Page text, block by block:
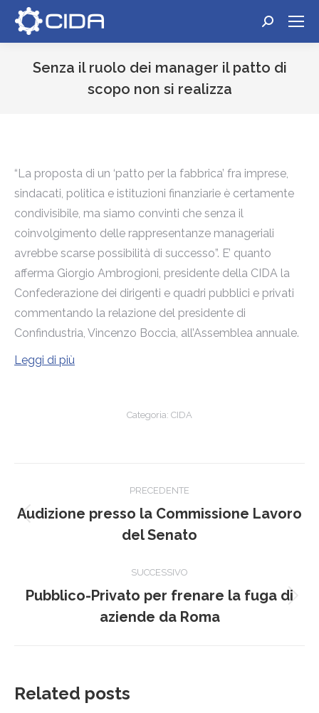
Cerca:
Senza il ruolo dei manager il patto di
scopo non si realizza
“La proposta di un ‘patto per la fabbrica’ fra imprese,
sindacati, politica e istituzioni finanziarie è certamente
condivisibile, ma siamo convinti che senza il
coinvolgimento delle rappresentanze manageriali
avrebbe scarse possibilità di successo”. E’ quanto
afferma Giorgio Ambrogioni, presidente della CIDA la
Confederazione dei dirigenti e quadri pubblici e privati
commentando la relazione del presidente di
Confindustria, Vincenzo Boccia, all’Assemblea annuale.
Leggi di più
Categoria: CIDA
tra
PRECEDENTE
Post
precedente:
Audizione presso la Commissione Lavoro
del Senato
SUCCESSIVO
Prossimo
post:
Pubblico-Privato per frenare la fuga di
aziende da Roma
Related posts